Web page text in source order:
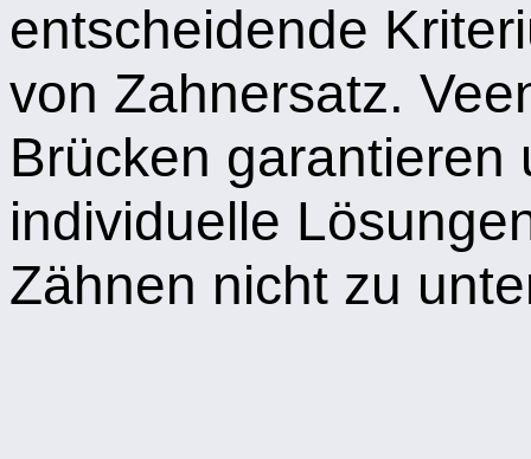
entscheidende
von Zahnersatz.
Brücken garantieren
individuelle
Zähnen nicht zu